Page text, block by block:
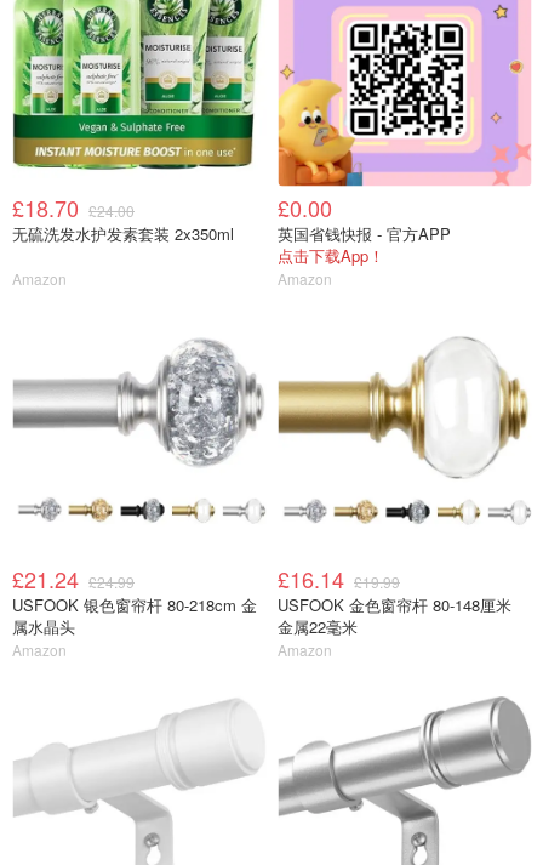
£18.70 £24.00
无硫洗发水护发素套装 2x350ml
Amazon
£0.00
英国省钱快报 - 官方APP
点击下载App！
Amazon
£21.24 £24.99
USFOOK 银色窗帘杆 80-218cm 金
属水晶头
Amazon
£16.14 £19.99
USFOOK 金色窗帘杆 80-148厘米
金属22毫米
Amazon